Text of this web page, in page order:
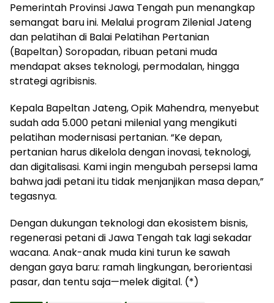
Pemerintah Provinsi Jawa Tengah pun menangkap
semangat baru ini. Melalui program Zilenial Jateng
dan pelatihan di Balai Pelatihan Pertanian
(Bapeltan) Soropadan, ribuan petani muda
mendapat akses teknologi, permodalan, hingga
strategi agribisnis.
Kepala Bapeltan Jateng, Opik Mahendra, menyebut
sudah ada 5.000 petani milenial yang mengikuti
pelatihan modernisasi pertanian. “Ke depan,
pertanian harus dikelola dengan inovasi, teknologi,
dan digitalisasi. Kami ingin mengubah persepsi lama
bahwa jadi petani itu tidak menjanjikan masa depan,”
tegasnya.
Dengan dukungan teknologi dan ekosistem bisnis,
regenerasi petani di Jawa Tengah tak lagi sekadar
wacana. Anak-anak muda kini turun ke sawah
dengan gaya baru: ramah lingkungan, berorientasi
pasar, dan tentu saja—melek digital. (*)